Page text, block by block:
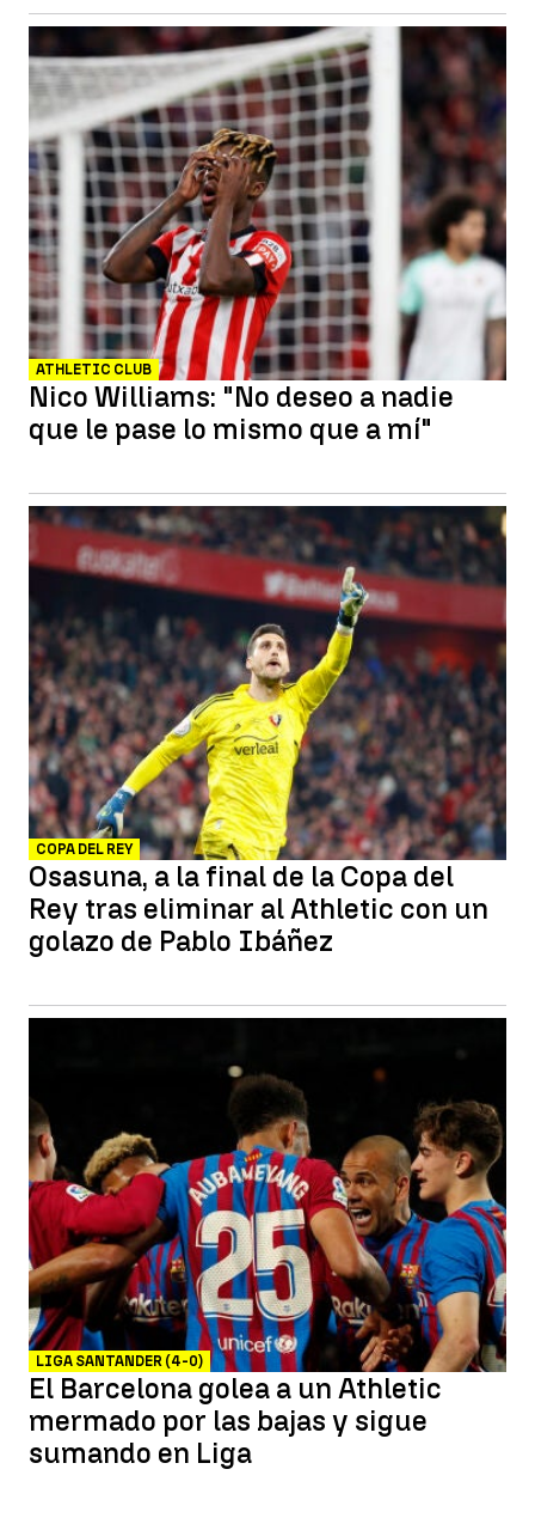
ATHLETIC CLUB
Nico Williams: "No deseo a nadie
que le pase lo mismo que a mí"
COPA DEL REY
Osasuna, a la final de la Copa del
Rey tras eliminar al Athletic con un
golazo de Pablo Ibáñez
LIGA SANTANDER (4-0)
El Barcelona golea a un Athletic
mermado por las bajas y sigue
sumando en Liga